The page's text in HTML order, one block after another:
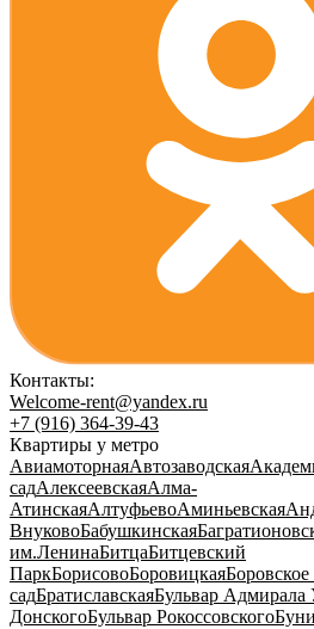
Контакты:
Welcome-rent@yandex.ru
+7 (916) 364-39-43
Квартиры у метро
АвиамоторнаяАвтозаводская
садАлексеевскаяАлма-
АтинскаяАлтуфьевоАминьевская
ВнуковоБабушкинская
им.ЛенинаБитцаБитцевский
ПаркБорисовоБоровицкая
садБратиславскаяБульвар Адмирала
ДонскогоБульвар Рокоссовского